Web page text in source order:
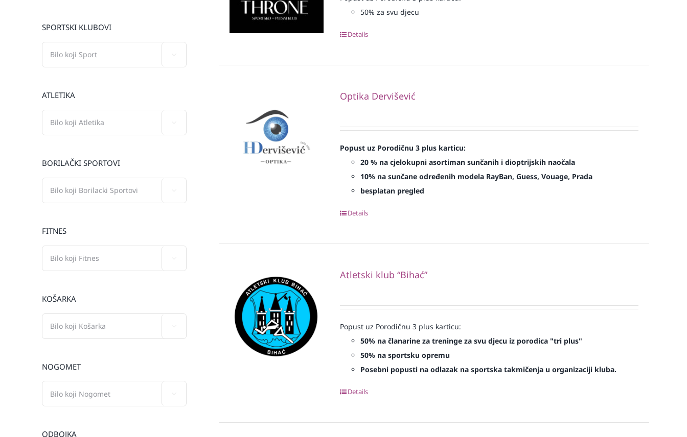
50% za svu djecu
Details
Optika Dervišević
Popust uz Porodičnu 3 plus karticu:
20 % na cjelokupni asortiman sunčanih i dioptrijskih naočala
10% na sunčane određenih modela RayBan, Guess, Vouage, Prada
besplatan pregled
Details
Atletski klub “Bihać”
Popust uz Porodičnu 3 plus karticu:
50% na članarine za treninge za svu djecu iz porodica "tri plus"
50% na sportsku opremu
Posebni popusti na odlazak na sportska takmičenja u organizaciji kluba.
Details
SPORTSKI KLUBOVI
ATLETIKA
BORILAČKI SPORTOVI
FITNES
KOŠARKA
NOGOMET
ODBOJKA